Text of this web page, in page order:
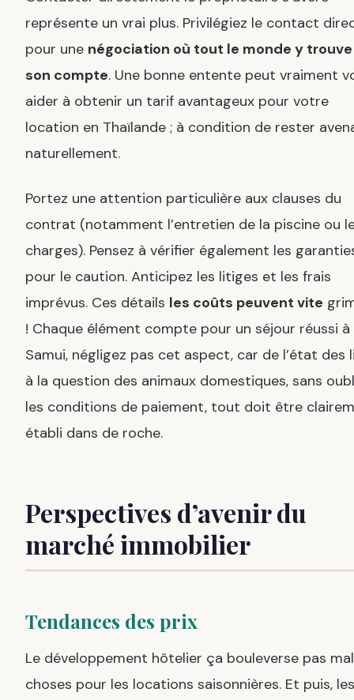
représente un vrai plus. Privilégiez le contact
pour une négociation où tout le monde y trouve
son compte. Une bonne entente peut vraiment
aider à obtenir un tarif avantageux pour votre
location en Thaïlande ; à condition de rester
naturellement.
Portez une attention particulière aux clauses du
contrat (notamment l’entretien de la piscine ou
charges). Pensez à vérifier également les
pour le caution. Anticipez les litiges et les frais
imprévus. Ces détails les coûts peuvent vite
! Chaque élément compte pour un séjour réussi à
Samui, négligez pas cet aspect, car de l’état des
à la question des animaux domestiques, sans
les conditions de paiement, tout doit être
établi dans de roche.
Perspectives d’avenir du
marché immobilier
Tendances des prix
Le développement hôtelier ça bouleverse pas
choses pour les locations saisonnières. Et puis, les